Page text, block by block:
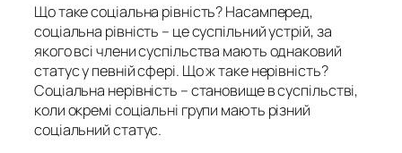
Що таке соціальна рівність? Насамперед,
соціальна рівність – це суспільний устрій, за
якого всі члени суспільства мають однаковий
статус у певній сфері. Що ж таке нерівність?
Соціальна нерівність – становище в суспільстві,
коли окремі соціальні групи мають різний
соціальний статус.